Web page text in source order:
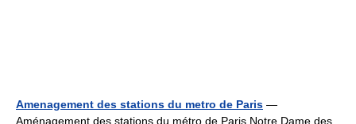
Amenagement des stations du metro de Paris —
Aménagement des stations du métro de Paris Notre Dame des